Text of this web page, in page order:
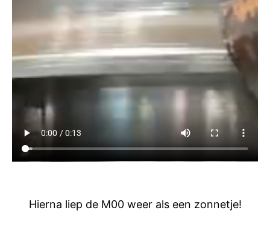
Hierna liep de M00 weer als een zonnetje!